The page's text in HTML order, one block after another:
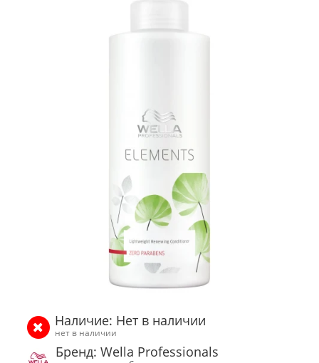
Наличие: Нет в наличии
нет в наличии
Бренд: Wella Professionals